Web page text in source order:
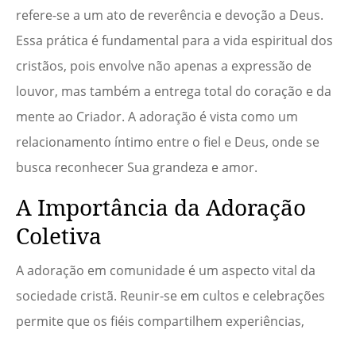
refere-se a um ato de reverência e devoção a Deus.
Essa prática é fundamental para a vida espiritual dos
cristãos, pois envolve não apenas a expressão de
louvor, mas também a entrega total do coração e da
mente ao Criador. A adoração é vista como um
relacionamento íntimo entre o fiel e Deus, onde se
busca reconhecer Sua grandeza e amor.
A Importância da Adoração
Coletiva
A adoração em comunidade é um aspecto vital da
sociedade cristã. Reunir-se em cultos e celebrações
permite que os fiéis compartilhem experiências,